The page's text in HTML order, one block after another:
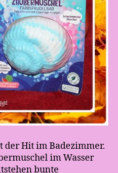
der Hit im Badezimmer.
im Wasser
bunte